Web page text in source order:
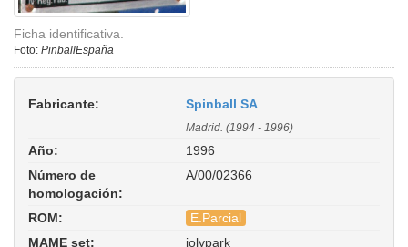
Ficha identificativa.
Foto: PinballEspaña
Fabricante: Spinball SA
Madrid. (1994 - 1996)
Año:
1996
Número de
homologación:
A/00/02366
ROM:
E.Parcial
MAME set:
jolypark